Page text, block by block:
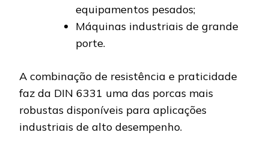
equipamentos pesados;
Máquinas industriais de grande
porte.
A combinação de resistência e praticidade
faz da DIN 6331 uma das porcas mais
robustas disponíveis para aplicações
industriais de alto desempenho.